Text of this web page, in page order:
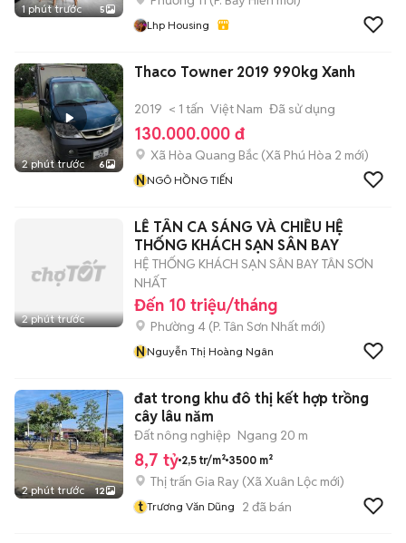
1 phút trước 5
Lhp Housing
2 phút trước 6
Thaco Towner 2019 990kg Xanh
2019 < 1 tấn Việt Nam Đã sử dụng
130.000.000 đ
Xã Hòa Quang Bắc (Xã Phú Hòa 2 mới)
NNGÔ HỒNG TIẾN
2 phút trước
LỄ TÂN CA SÁNG VÀ CHIỀU HỆ
THỐNG KHÁCH SẠN SÂN BAY
HỆ THỐNG KHÁCH SẠN SÂN BAY TÂN SƠN
NHẤT
Đến 10 triệu/tháng
Phường 4 (P. Tân Sơn Nhất mới)
NNguyễn Thị Hoàng Ngân
2 phút trước 12
đat trong khu đô thị kết hợp trồng
cây lâu năm
Đất nông nghiệp Ngang 20 m
8,7 tỷ 2,5 tr/m² 3500 m²
Thị trấn Gia Ray (Xã Xuân Lộc mới)
t Trương Văn Dũng 2 đã bán